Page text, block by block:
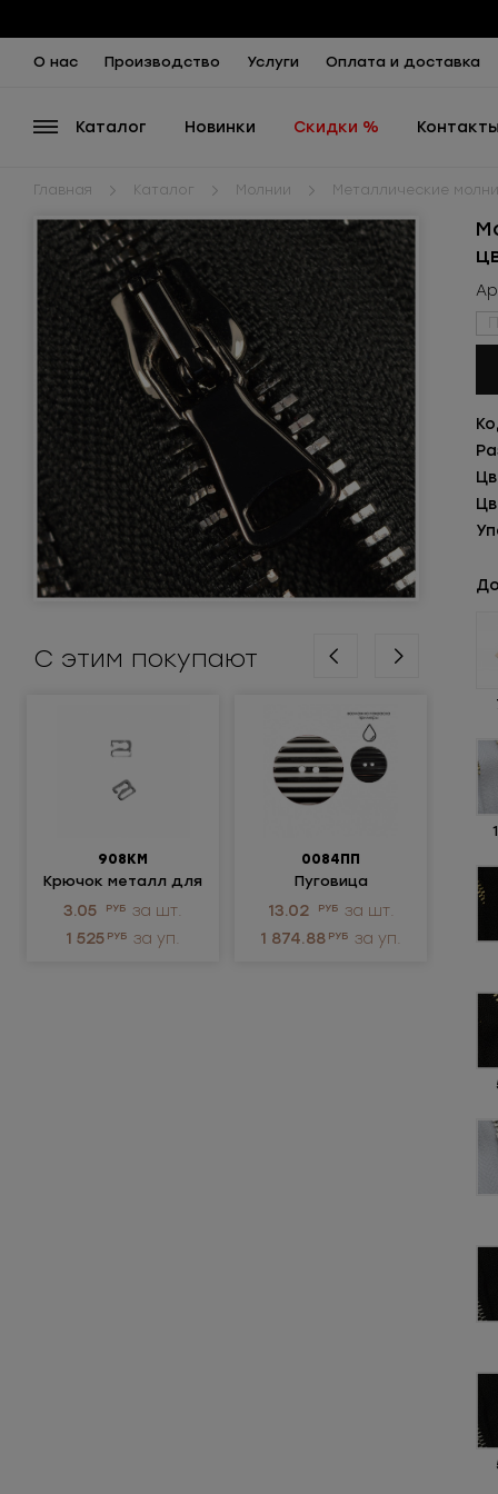
О нас Производство Услуги Оплата и доставка
Каталог Новинки Скидки %
Главная Каталог Молнии Металлические
С этим покупают
908КМ
Крючок металл для
нижнего белья
3.05 РУБ за шт.
1 525 РУБ за уп.
0084ПП
Пуговица
пластиковая
13.02 РУБ за шт.
1 874.88 РУБ за уп.
1